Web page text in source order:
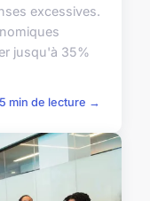
excessives.
jusqu'à 35%
5 min de lecture →